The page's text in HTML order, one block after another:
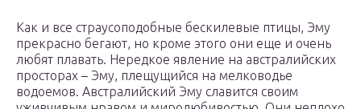
Как и все страусоподобные бескилевые птицы, Эму
прекрасно бегают, но кроме этого они еще и очень
любят плавать. Нередкое явление на австралийских
просторах – Эму, плещущийся на мелководье
водоемов. Австралийский Эму славится своим